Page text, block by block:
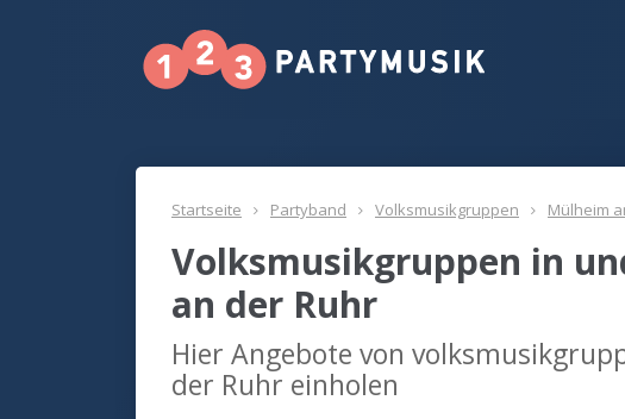
Startseite Partyband Volksmusikgruppen Mülheim
Volksmusikgruppen in
an der Ruhr
Hier Angebote von
der Ruhr einholen